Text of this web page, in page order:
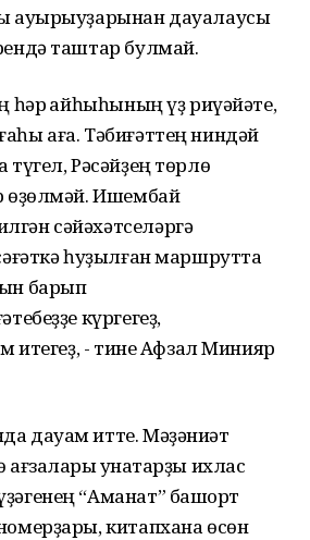
ауырыуҙарынан дауалаусы
таштар булмай.
ҡайһыһының үҙ риүәйәте,
аға. Тәбиғәттең ниндәй
Рәсәйҙең төрлө
өҙөлмәй. Ишембай
сәйәхәтселәргә
һуҙылған маршрутта
барып
күргегеҙ,
итегеҙ, - тине Афзал Минияр
дауам итте. Мәҙәниәт
ҡунаҡтарҙы ихлас
“Аманат” башҡорт
китапхана өсөн